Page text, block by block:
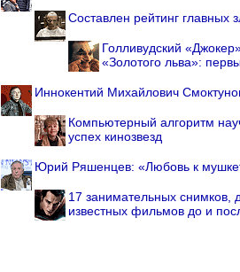
Составлен рейтинг главных
Голливудский
«Золотого льва»:
Иннокентий Михайлович
Компьютерный алгоритм
успех кинозвезд
Юрий Ряшенцев: «Любовь к
17 занимательных
известных фильмов до и